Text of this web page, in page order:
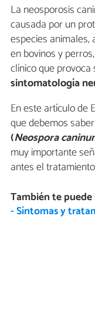
La neosporosis
causada por un
especies animales,
en bovinos y
clínico que
sintomatología
En este artículo de
que debemos
(Neospora
muy importante
antes el
También te puede
- Síntomas y